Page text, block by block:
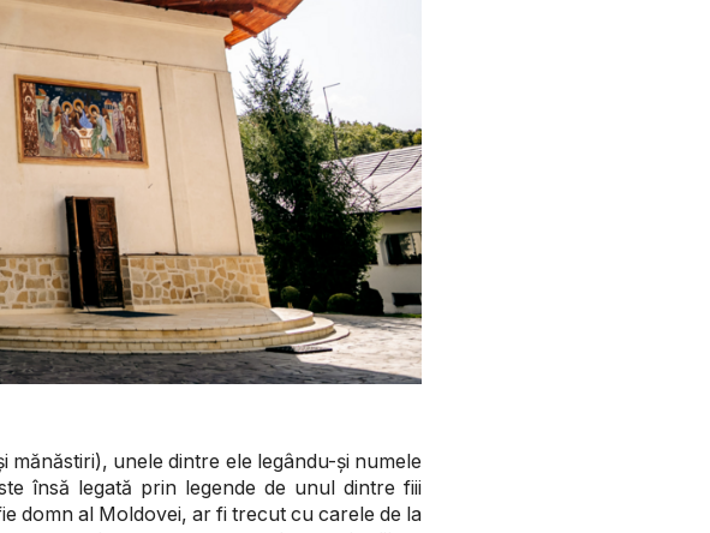
mănăstiri), unele dintre ele legându-și numele
însă legată prin legende de unul dintre fiii
domn al Moldovei, ar fi trecut cu carele de la